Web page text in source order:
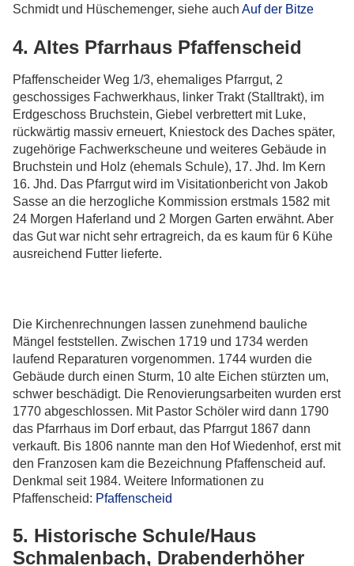
Schmidt und Hüschemenger, siehe auch Auf der Bitze
4. Altes Pfarrhaus Pfaffenscheid
Pfaffenscheider Weg 1/3, ehemaliges Pfarrgut, 2
geschossiges Fachwerkhaus, linker Trakt (Stalltrakt), im
Erdgeschoss Bruchstein, Giebel verbrettert mit Luke,
rückwärtig massiv erneuert, Kniestock des Daches später,
zugehörige Fachwerkscheune und weiteres Gebäude in
Bruchstein und Holz (ehemals Schule), 17. Jhd. Im Kern
16. Jhd. Das Pfarrgut wird im Visitationbericht von Jakob
Sasse an die herzogliche Kommission erstmals 1582 mit
24 Morgen Haferland und 2 Morgen Garten erwähnt. Aber
das Gut war nicht sehr ertragreich, da es kaum für 6 Kühe
ausreichend Futter lieferte.
Die Kirchenrechnungen lassen zunehmend bauliche
Mängel feststellen. Zwischen 1719 und 1734 werden
laufend Reparaturen vorgenommen. 1744 wurden die
Gebäude durch einen Sturm, 10 alte Eichen stürzten um,
schwer beschädigt. Die Renovierungsarbeiten wurden erst
1770 abgeschlossen. Mit Pastor Schöler wird dann 1790
das Pfarrhaus im Dorf erbaut, das Pfarrgut 1867 dann
verkauft. Bis 1806 nannte man den Hof Wiedenhof, erst mit
den Franzosen kam die Bezeichnung Pfaffenscheid auf.
Denkmal seit 1984. Weitere Informationen zu
Pfaffenscheid: Pfaffenscheid
5. Historische Schule/Haus
Schmalenbach, Drabenderhöher